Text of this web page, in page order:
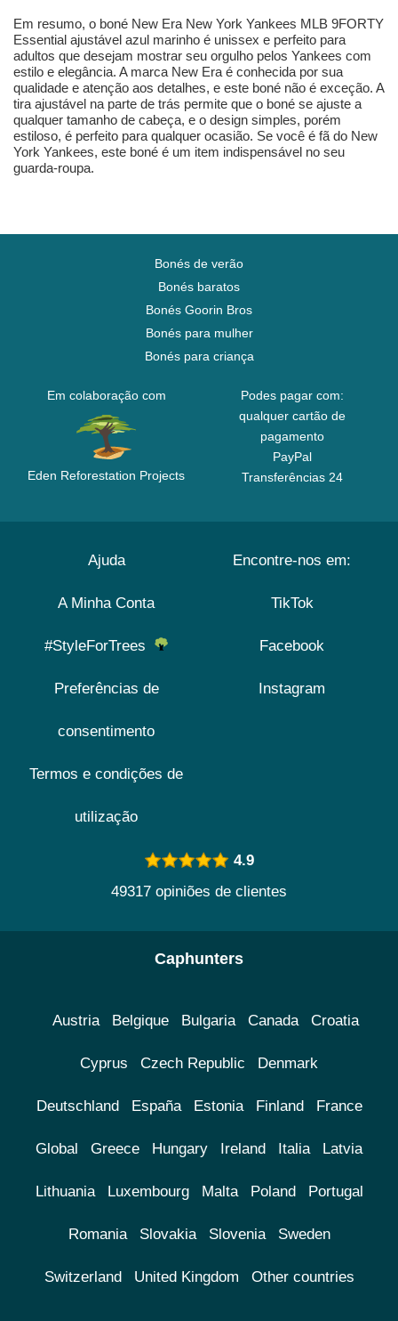
Em resumo, o boné New Era New York Yankees MLB 9FORTY
Essential ajustável azul marinho é unissex e perfeito para
adultos que desejam mostrar seu orgulho pelos Yankees com
estilo e elegância. A marca New Era é conhecida por sua
qualidade e atenção aos detalhes, e este boné não é exceção. A
tira ajustável na parte de trás permite que o boné se ajuste a
qualquer tamanho de cabeça, e o design simples, porém
estiloso, é perfeito para qualquer ocasião. Se você é fã do New
York Yankees, este boné é um item indispensável no seu
guarda-roupa.
Bonés de verão
Bonés baratos
Bonés Goorin Bros
Bonés para mulher
Bonés para criança
Em colaboração com
Eden Reforestation Projects
Podes pagar com:
qualquer cartão de
pagamento
PayPal
Transferências 24
Ajuda
A Minha Conta
#StyleForTrees
Preferências de
consentimento
Termos e condições de
utilização
Encontre-nos em:
TikTok
Facebook
Instagram
4.9
49317 opiniões de clientes
Caphunters
Austria Belgique Bulgaria Canada Croatia
Cyprus Czech Republic Denmark
Deutschland España Estonia Finland France
Global Greece Hungary Ireland Italia Latvia
Lithuania Luxembourg Malta Poland Portugal
Romania Slovakia Slovenia Sweden
Switzerland United Kingdom Other countries